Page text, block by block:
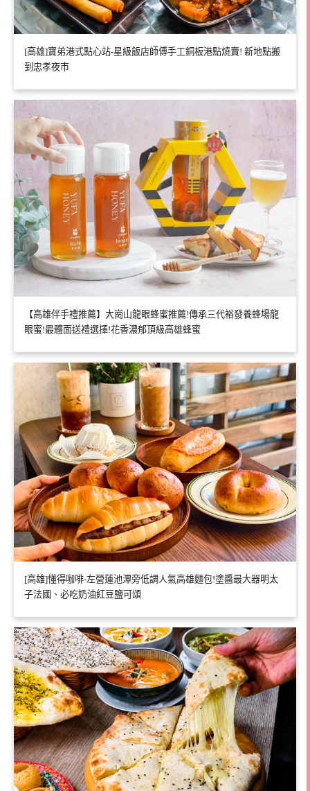
[高雄]寶弟港式點心站-星級飯店師傅手工銅板港點燒賣! 新地點搬
到忠孝夜市
【高雄伴手禮推薦】大崗山龍眼蜂蜜推薦!傳承三代裕發養蜂場龍
眼蜜!最體面送禮選擇!花香濃郁頂級高雄蜂蜜
[高雄]懂得咖啡-左營蓮池潭旁低調人氣高雄麵包!塗醬最大器明太
子法國、必吃奶油紅豆鹽可頌